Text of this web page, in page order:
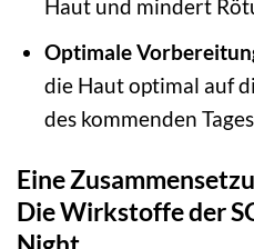
Haut und mindert
Optimale
die Haut optimal auf
des kommenden
Eine
Die Wirkstoffe der